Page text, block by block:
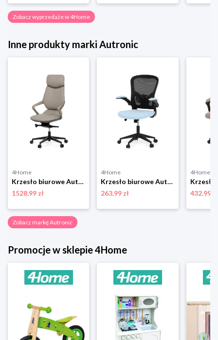
Zobacz wyprzedaże w 4Home
Inne produkty marki Autronic
4Home
Krzesło biurowe Autronic KA-T8426 GREY
1528.99 zł
4Home
Krzesło biurowe Autronic KA-V317 BLUE
263.99 zł
4Home
432.99 zł
Zobacz markę Autronic
Promocje w sklepie 4Home